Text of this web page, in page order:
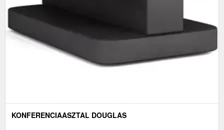
KONFERENCIAASZTAL DOUGLAS